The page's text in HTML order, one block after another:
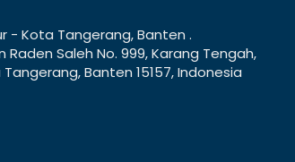
- Kota Tangerang, Banten .
Raden Saleh No. 999, Karang Tengah,
Banten 15157, Indonesia